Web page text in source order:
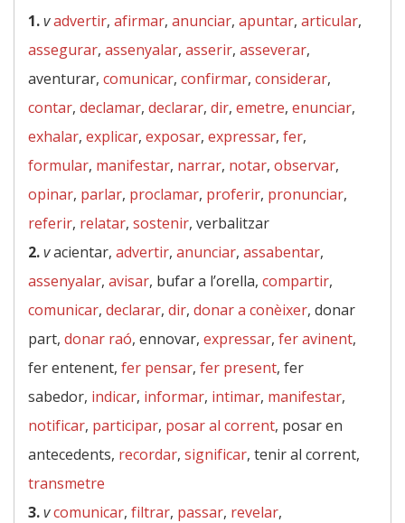
1.vadvertir, afirmar, anunciar, apuntar, articular,
assegurar, assenyalar, asserir, asseverar,
aventurar, comunicar, confirmar, considerar,
contar, declamar, declarar, dir, emetre, enunciar,
exhalar, explicar, exposar, expressar, fer,
formular, manifestar, narrar, notar, observar,
opinar, parlar, proclamar, proferir, pronunciar,
referir, relatar, sostenir, verbalitzar
2.vacientar, advertir, anunciar, assabentar,
assenyalar, avisar, bufar a l’orella, compartir,
comunicar, declarar, dir, donar a conèixer, donar
part, donar raó, ennovar, expressar, fer avinent,
fer entenent, fer pensar, fer present, fer
sabedor, indicar, informar, intimar, manifestar,
notificar, participar, posar al corrent, posar en
antecedents, recordar, significar, tenir al corrent,
transmetre
3.vcomunicar, filtrar, passar, revelar,